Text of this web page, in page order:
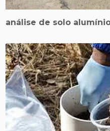
análise de solo